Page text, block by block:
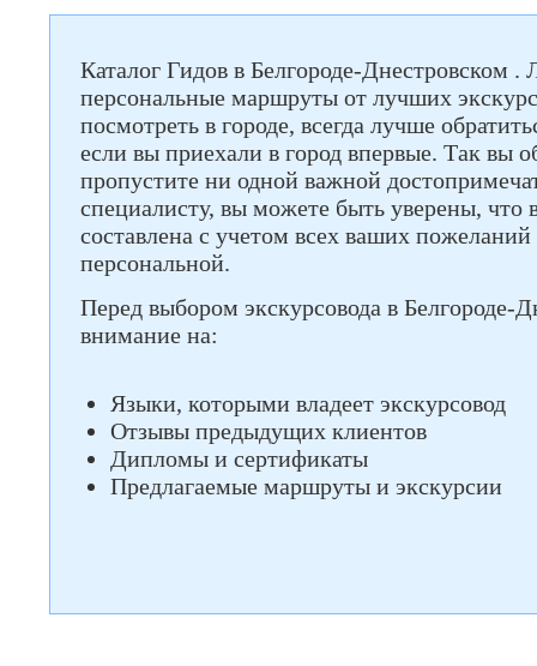
Каталог Гидов в Белгороде-Днестровском
персональные маршруты от лучших
посмотреть в городе, всегда лучше
если вы приехали в город впервые. Так вы
пропустите ни одной важной
специалисту, вы можете быть уверены, что
составлена с учетом всех ваших пожеланий
персональной.
Перед выбором экскурсовода в Белгороде-
внимание на:
Языки, которыми владеет экскурсовод
Отзывы предыдущих клиентов
Дипломы и сертификаты
Предлагаемые маршруты и экскурсии